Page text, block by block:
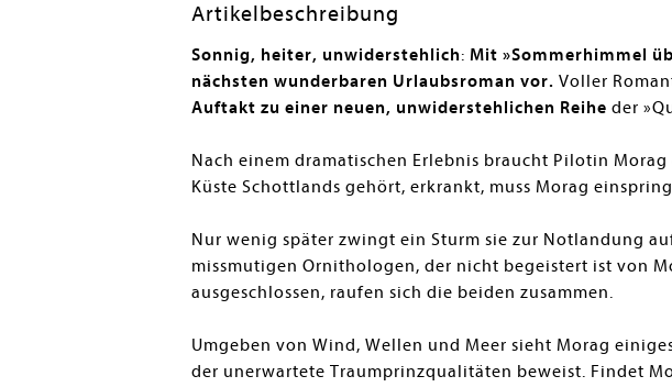
Artikelbeschreibung
Sonnig, heiter, unwiderstehlich: Mit »Sommerhimmel
nächsten wunderbaren Urlaubsroman vor. Voller
Auftakt zu einer neuen, unwiderstehlichen Reihe der
Nach einem dramatischen Erlebnis braucht Pilotin
Küste Schottlands gehört, erkrankt, muss Morag
Nur wenig später zwingt ein Sturm sie zur Notlandung
missmutigen Ornithologen, der nicht begeistert ist von
ausgeschlossen, raufen sich die beiden zusammen.
Umgeben von Wind, Wellen und Meer sieht Morag
der unerwartete Traumprinzqualitäten beweist. Findet